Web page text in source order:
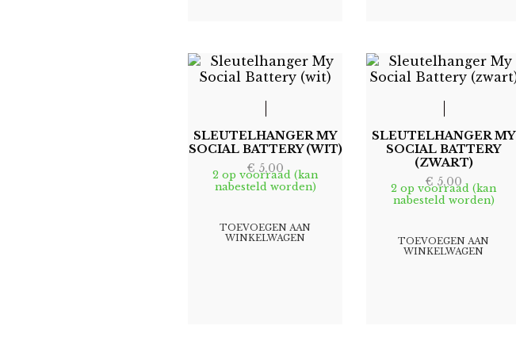
SLEUTELHANGER MY
SOCIAL BATTERY (WIT)
€ 5,00
2 op voorraad (kan
nabesteld worden)
TOEVOEGEN AAN
WINKELWAGEN
SLEUTELHANGER MY
SOCIAL BATTERY
(ZWART)
€ 5,00
2 op voorraad (kan
nabesteld worden)
TOEVOEGEN AAN
WINKELWAGEN